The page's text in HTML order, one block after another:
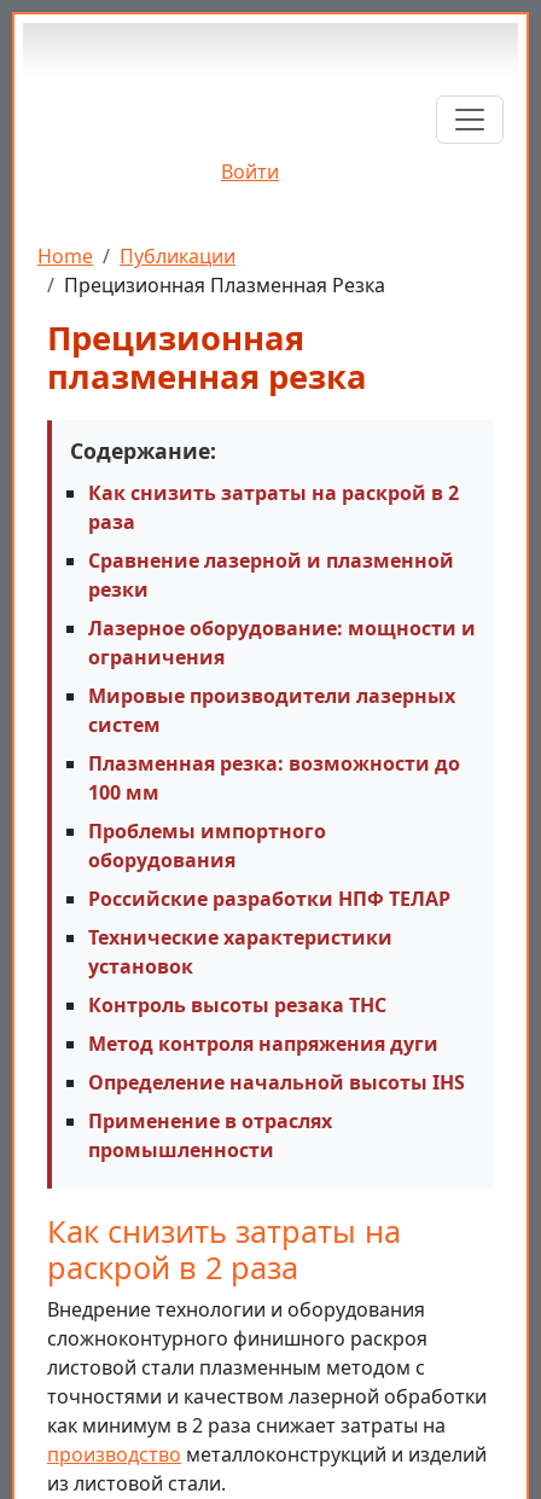
Перейти к основному содержанию
Войти
Строка навигации
Home
Публикации
Прецизионная Плазменная Резка
Прецизионная
плазменная резка
Содержание:
Как снизить затраты на раскрой в 2
раза
Сравнение лазерной и плазменной
резки
Лазерное оборудование: мощности и
ограничения
Мировые производители лазерных
систем
Плазменная резка: возможности до
100 мм
Проблемы импортного
оборудования
Российские разработки НПФ ТЕЛАР
Технические характеристики
установок
Контроль высоты резака THC
Метод контроля напряжения дуги
Определение начальной высоты IHS
Применение в отраслях
промышленности
Как снизить затраты на
раскрой в 2 раза
Внедрение технологии и оборудования
сложноконтурного финишного раскроя
листовой стали плазменным методом с
точностями и качеством лазерной обработки
как минимум в 2 раза снижает затраты на
производство металлоконструкций и изделий
из листовой стали.